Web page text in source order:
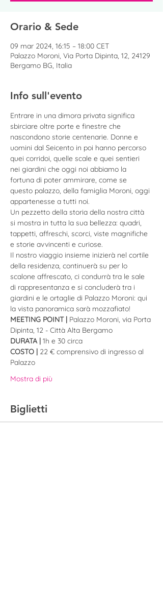
Orario & Sede
09 mar 2024, 16:15 – 18:00 CET
Palazzo Moroni, Via Porta Dipinta, 12, 24129
Bergamo BG, Italia
Info sull'evento
Entrare in una dimora privata significa
sbirciare oltre porte e finestre che
nascondono storie centenarie. Donne e
uomini dal Seicento in poi hanno percorso
quei corridoi, quelle scale e quei sentieri
nei giardini che oggi noi abbiamo la
fortuna di poter ammirare, come se
questo palazzo, della famiglia Moroni, oggi
appartenesse a tutti noi.
Un pezzetto della storia della nostra città
si mostra in tutta la sua bellezza: quadri,
tappetti, affreschi, scorci, viste magnifiche
e storie avvincenti e curiose.
Il nostro viaggio insieme inizierà nel cortile
della residenza, continuerà su per lo
scalone affrescato, ci condurrà tra le sale
di rappresentanza e si concluderà tra i
giardini e le ortaglie di Palazzo Moroni: qui
la vista panoramica sarà mozzafiato!
MEETING POINT | Palazzo Moroni, via Porta
Dipinta, 12 - Città Alta Bergamo
DURATA | 1h e 30 circa
COSTO | 22 € comprensivo di ingresso al
Palazzo
Mostra di più
Biglietti